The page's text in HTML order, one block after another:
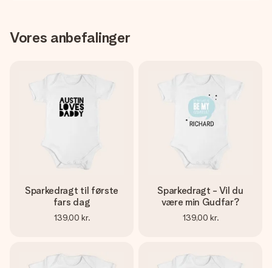
Vores anbefalinger
Sparkedragt til første
fars dag
139,00 kr.
Sparkedragt - Vil du
være min Gudfar?
139,00 kr.